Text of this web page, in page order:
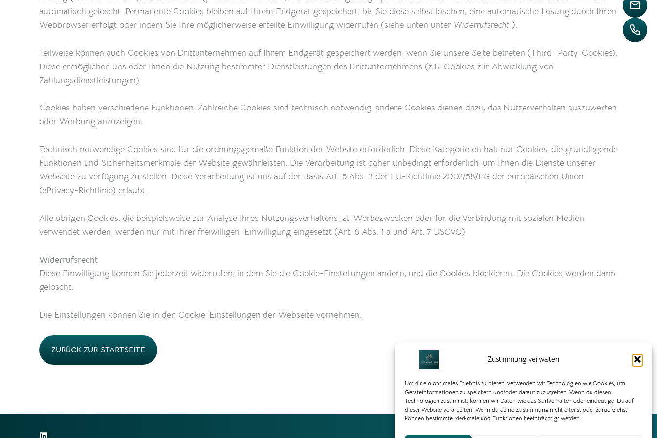
Zustimmung verwalten
Um dir ein optimales Erlebnis zu bieten, verwenden wir Technologien wie Cookies, um
Geräteinformationen zu speichern und/oder darauf zuzugreifen. Wenn du diesen
Technologien zustimmst, können wir Daten wie das Surfverhalten oder eindeutige IDs auf
dieser Website verarbeiten. Wenn du deine Zustimmung nicht erteilst oder zurückziehst,
können bestimmte Merkmale und Funktionen beeinträchtigt werden.
automatisch gelöscht. Permanente Cookies bleiben auf Ihrem Endgerät gespeichert, bis Sie diese selbst löschen, eine automatische Lösung durch Ihren
Webbrowser erfolgt oder indem Sie Ihre möglicherweise erteilte Einwilligung widerrufen (siehe unten unter Widerrufsrecht ).
Teilweise können auch Cookies von Drittunternehmen auf Ihrem Endgerät gespeichert werden, wenn Sie unsere Seite betreten (Third- Party-Cookies).
Diese ermöglichen uns oder Ihnen die Nutzung bestimmter Dienstleistungen des Drittunternehmens (z.B. Cookies zur Abwicklung von
Zahlungsdienstleistungen).
Cookies haben verschiedene Funktionen. Zahlreiche Cookies sind technisch notwendig, andere Cookies dienen dazu, das Nutzerverhalten auszuwerten
oder Werbung anzuzeigen.
Technisch notwendige Cookies sind für die ordnungsgemäße Funktion der Website erforderlich. Diese Kategorie enthält nur Cookies, die grundlegende
Funktionen und Sicherheitsmerkmale der Website gewährleisten. Die Verarbeitung ist daher unbedingt erforderlich, um Ihnen die Dienste unserer
Webseite zu Verfügung zu stellen. Diese Verarbeitung ist uns auf der Basis Art. 5 Abs. 3 der EU-Richtlinie 2002/58/EG der europäischen Union
(ePrivacy-Richtlinie) erlaubt.
Alle übrigen Cookies, die beispielsweise zur Analyse Ihres Nutzungsverhaltens, zu Werbezwecken oder für die Verbindung mit sozialen Medien
verwendet werden, werden nur mit Ihrer freiwilligen Einwilligung eingesetzt (Art. 6 Abs. 1 a und Art. 7 DSGVO)
Widerrufsrecht
Diese Einwilligung können Sie jederzeit widerrufen, in dem Sie die Cookie-Einstellungen ändern, und die Cookies blockieren. Die Cookies werden dann
gelöscht.
Die Einstellungen können Sie in den Cookie-Einstellungen der Webseite vornehmen.
ZURÜCK ZUR STARTSEITE